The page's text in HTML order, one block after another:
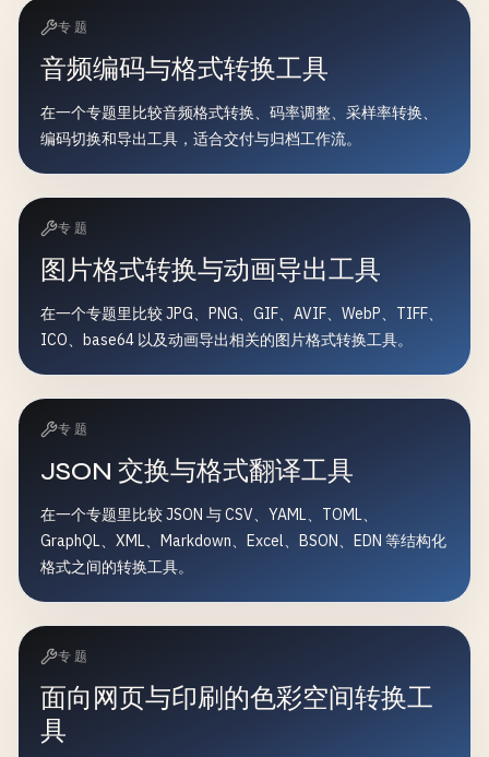
专题
音频编码与格式转换工具
在一个专题里比较音频格式转换、码率调整、采样率转换、
编码切换和导出工具，适合交付与归档工作流。
专题
图片格式转换与动画导出工具
在一个专题里比较 JPG、PNG、GIF、AVIF、WebP、TIFF、
ICO、base64 以及动画导出相关的图片格式转换工具。
专题
JSON 交换与格式翻译工具
在一个专题里比较 JSON 与 CSV、YAML、TOML、
GraphQL、XML、Markdown、Excel、BSON、EDN 等结构化
格式之间的转换工具。
专题
面向网页与印刷的色彩空间转换工
具